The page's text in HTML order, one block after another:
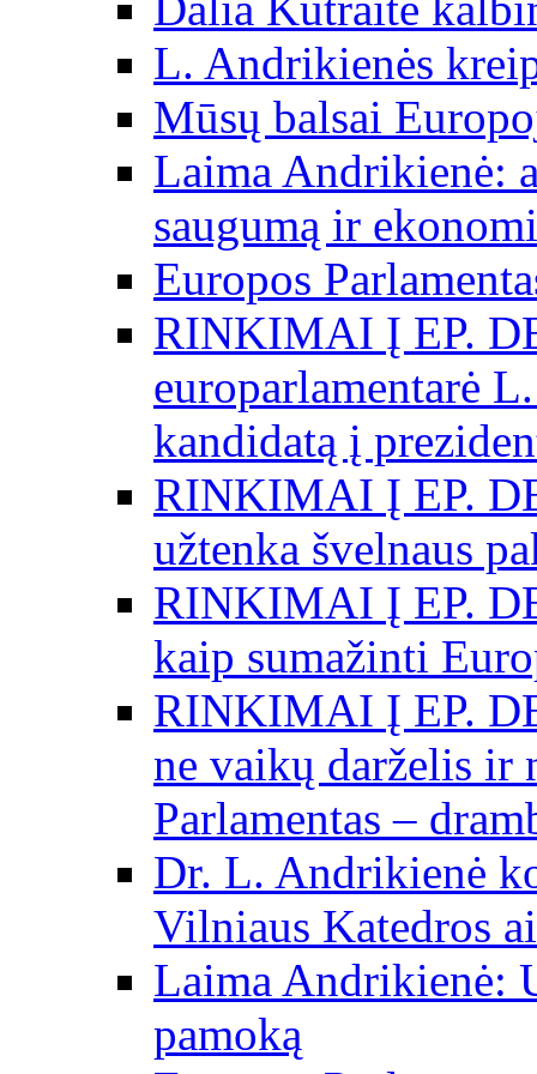
L. Andrikienės
Mūsų balsai
Laima Andrikienė:
saugumą ir
Europos
RINKIMAI Į EP.
europarlamentarė
kandidatą į
RINKIMAI Į EP.
užtenka švelnaus
RINKIMAI Į EP.
kaip sumažinti
RINKIMAI Į EP.
ne vaikų darželis ir
Parlamentas –
Dr. L. Andrikienė
Vilniaus Katedros
Laima Andrikienė:
pamoką